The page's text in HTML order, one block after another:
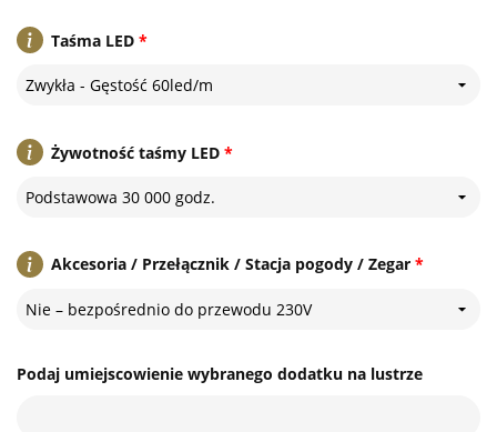
*
Taśma LED
Zwykła - Gęstość 60led/m
*
Żywotność taśmy LED
Podstawowa 30 000 godz.
*
Akcesoria / Przełącznik / Stacja pogody / Zegar
Nie – bezpośrednio do przewodu 230V
Podaj umiejscowienie wybranego dodatku na lustrze